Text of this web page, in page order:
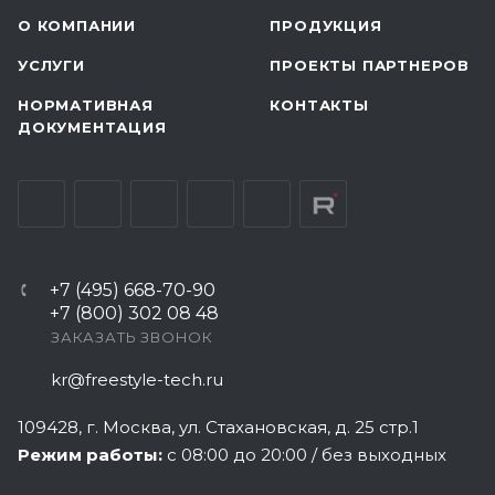
О КОМПАНИИ ПРОДУКЦИЯ
УСЛУГИ ПРОЕКТЫ ПАРТНЕРОВ
НОРМАТИВНАЯ
ДОКУМЕНТАЦИЯ
КОНТАКТЫ
+7 (495) 668-70-90
+7 (800) 302 08 48
ЗАКАЗАТЬ ЗВОНОК
kr@freestyle-tech.ru
109428, г. Москва, ул. Стахановская, д. 25 стр.1
Режим работы: с 08:00 до 20:00 / без выходных